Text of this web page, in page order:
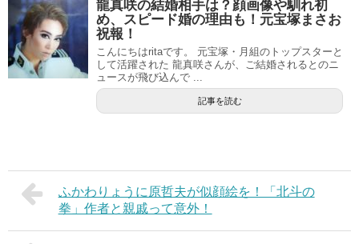
龍真咲の結婚相手は？顔画像や馴れ初
め、スピード婚の理由も！元宝塚まさお
祝報！
こんにちはritaです。 元宝塚・月組のトップスターと
して活躍された 龍真咲さんが、ご結婚されるとのニ
ュースが飛び込んで ...
記事を読む
ふかわりょうに原哲夫が似顔絵を！「北斗の
拳」作者と親戚って意外！